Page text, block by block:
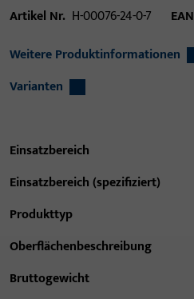
Artikel Nr. H-00076-24-0-7 EAN
Weitere Produktinformationen
Varianten
Einsatzbereich
Einsatzbereich (spezifiziert)
Produkttyp
Oberflächenbeschreibung
Bruttogewicht